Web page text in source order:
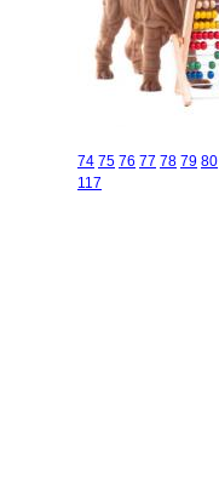
74 75 76 77 78 79 80
117